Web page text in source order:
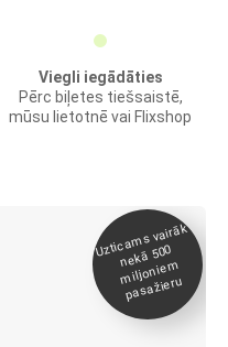
Viegli iegādāties
Pērc biļetes tiešsaistē,
mūsu lietotnē vai Flixshop
Uztica
ms vairāk
nekā 500
miljonie
m
pasažieru